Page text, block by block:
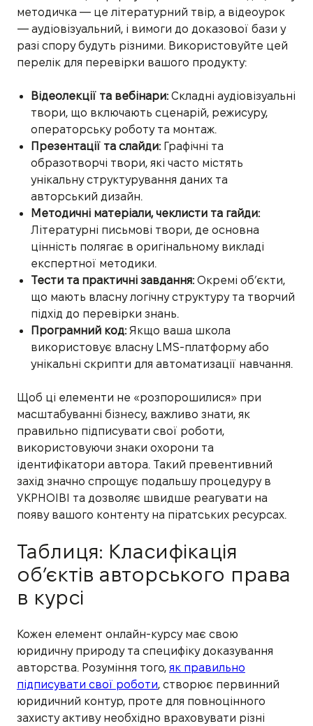
методичка — це літературний твір, а відеоурок
— аудіовізуальний, і вимоги до доказової бази у
разі спору будуть різними. Використовуйте цей
перелік для перевірки вашого продукту:
Відеолекції та вебінари:Складні аудіовізуальні
твори, що включають сценарій, режисуру,
операторську роботу та монтаж.
Презентації та слайди:Графічні та
образотворчі твори, які часто містять
унікальну структурування даних та
авторський дизайн.
Методичні матеріали, чеклисти та гайди:
Літературні письмові твори, де основна
цінність полягає в оригінальному викладі
експертної методики.
Тести та практичні завдання:Окремі об’єкти,
що мають власну логічну структуру та творчий
підхід до перевірки знань.
Програмний код:Якщо ваша школа
використовує власну LMS-платформу або
унікальні скрипти для автоматизації навчання.
Щоб ці елементи не «розпорошилися» при
масштабуванні бізнесу, важливо знати, як
правильно підписувати свої роботи,
використовуючи знаки охорони та
ідентифікатори автора. Такий превентивний
захід значно спрощує подальшу процедуру в
УКРНОІВІ та дозволяє швидше реагувати на
появу вашого контенту на піратських ресурсах.
Таблиця: Класифікація
об’єктів авторського права
в курсі
Кожен елемент онлайн-курсу має свою
юридичну природу та специфіку доказування
авторства. Розуміння того, як правильно
підписувати свої роботи, створює первинний
юридичний контур, проте для повноцінного
захисту активу необхідно враховувати різні